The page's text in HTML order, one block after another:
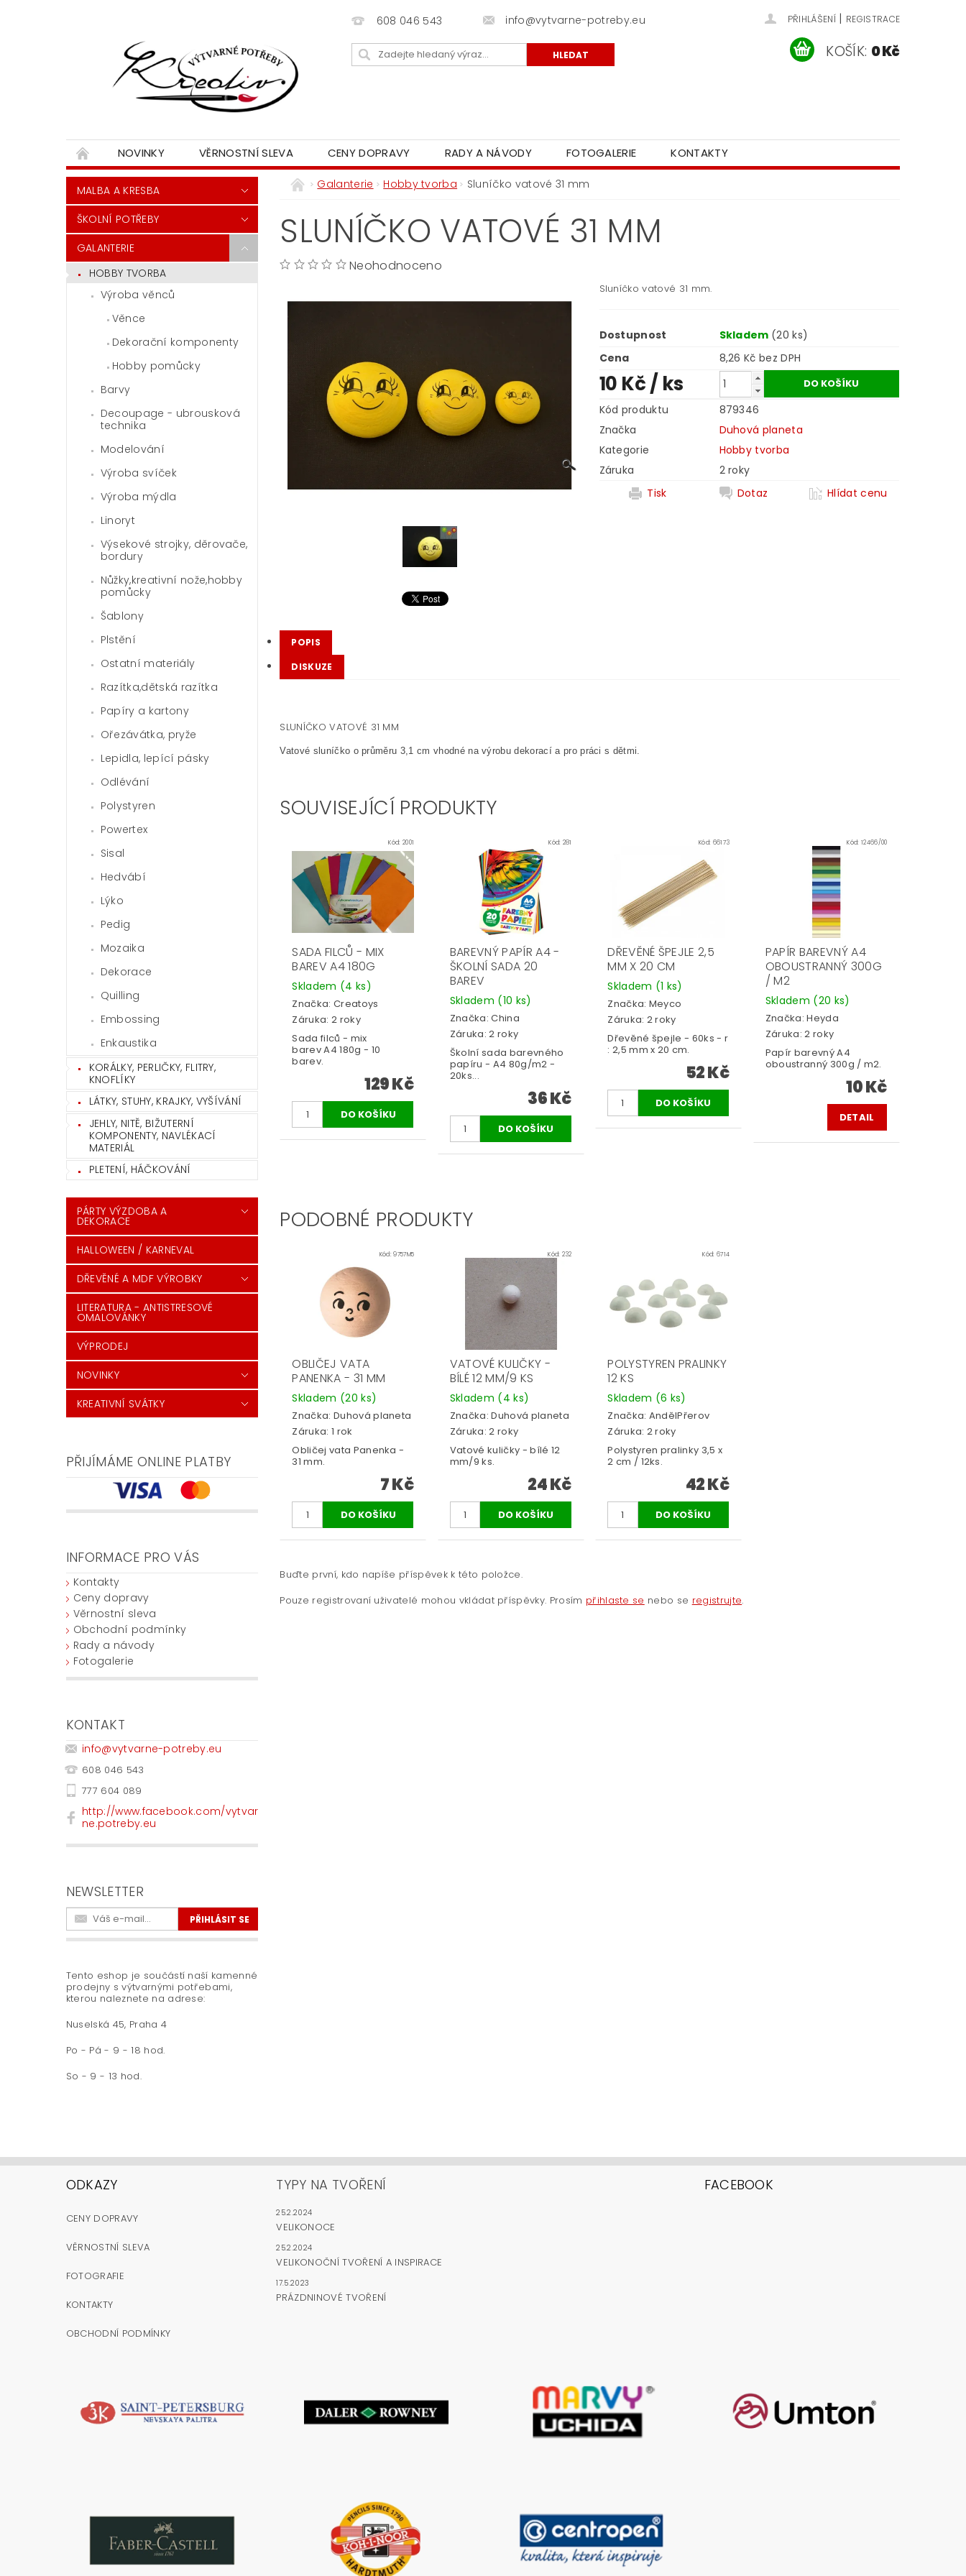
608 046 543 info@vytvarne-potreby.eu PŘIHLÁŠENÍ | REGISTRACE
KOŠÍK: 0 Kč
NOVINKY VĚRNOSTNÍ SLEVA CENY DOPRAVY RADY A NÁVODY FOTOGALERIE KONTAKTY
MALBA A KRESBA
ŠKOLNÍ POTŘEBY
GALANTERIE
HOBBY TVORBA
Výroba věnců
Věnce
Dekorační komponenty
Hobby pomůcky
Barvy
Decoupage - ubrousková
technika
Modelování
Výroba svíček
Výroba mýdla
Linoryt
Výsekové strojky, děrovače,
bordury
Nůžky,kreativní nože,hobby
pomůcky
Šablony
Plstění
Ostatní materiály
Razítka,dětská razítka
Papíry a kartony
Ořezávátka, pryže
Lepidla, lepící pásky
Odlévání
Polystyren
Powertex
Sisal
Hedvábí
Lýko
Pedig
Mozaika
Dekorace
Quilling
Embossing
Enkaustika
KORÁLKY, PERLIČKY, FLITRY,
KNOFLÍKY
LÁTKY, STUHY, KRAJKY, VYŠÍVÁNÍ
JEHLY, NITĚ, BIŽUTERNÍ
KOMPONENTY, NAVLÉKACÍ
MATERIÁL
PLETENÍ, HÁČKOVÁNÍ
PÁRTY VÝZDOBA A
DEKORACE
HALLOWEEN / KARNEVAL
DŘEVĚNÉ A MDF VÝROBKY
LITERATURA - ANTISTRESOVÉ
OMALOVÁNKY
VÝPRODEJ
NOVINKY
KREATIVNÍ SVÁTKY
PŘIJÍMÁME ONLINE PLATBY
INFORMACE PRO VÁS
Kontakty
Ceny dopravy
Věrnostní sleva
Obchodní podmínky
Rady a návody
Fotogalerie
KONTAKT
info@vytvarne-potreby.eu
608 046 543
777 604 089
http://www.facebook.com/vytvar
ne.potreby.eu
NEWSLETTER
Tento eshop je součástí naší kamenné
prodejny s výtvarnými potřebami,
kterou naleznete na adrese:
Nuselská 45, Praha 4
Po - Pá - 9 - 18 hod.
So - 9 - 13 hod.
Galanterie Hobby tvorba Sluníčko vatové 31 mm
SLUNÍČKO VATOVÉ 31 MM
Neohodnoceno
Sluníčko vatové 31 mm.
Dostupnost Skladem (20 ks)
Cena
8,26 Kč bez DPH
10 Kč/ ks
Kód produktu
879346
Značka
Duhová planeta
Kategorie
Hobby tvorba
Záruka
2 roky
Tisk
Dotaz Hlídat cenu
POPIS
DISKUZE
SLUNÍČKO VATOVÉ 31 MM
Vatové sluníčko o průměru 3,1 cm vhodné na výrobu dekorací a pro práci s dětmi.
SOUVISEJÍCÍ PRODUKTY
Kód:2001
SADA FILCŮ - MIX
BAREV A4 180G
Skladem (4 ks)
Značka: Creatoys
Záruka: 2 roky
Sada filců - mix
barev A4 180g - 10
barev.
129 Kč
Kód: 281
BAREVNÝ PAPÍR A4 -
ŠKOLNÍ SADA 20
BAREV
Skladem (10 ks)
Značka:China
Záruka: 2 roky
Školní sada barevného
papíru - A4 80g/m2 -
20ks...
36 Kč
Kód: 66173
DŘEVĚNÉ ŠPEJLE 2,5
MM X 20 CM
Skladem (1 ks)
Značka: Meyco
Záruka: 2 roky
Dřevěné špejle - 60ks - r
: 2,5 mm x 20 cm.
52 Kč
Kód:12466/00
PAPÍR BAREVNÝ A4
OBOUSTRANNÝ 300G
/ M2
Skladem (20 ks)
Značka:Heyda
Záruka: 2 roky
Papír barevný A4
oboustranný 300g / m2.
10 Kč
DETAIL
PODOBNÉ PRODUKTY
Kód:9757M5
OBLIČEJ VATA
PANENKA - 31 MM
Skladem (20 ks)
Značka: Duhová planeta
Záruka: 1 rok
Obličej vata Panenka -
31 mm.
7 Kč
Kód: 232
VATOVÉ KULIČKY -
BÍLÉ 12 MM/9 KS
Skladem (4 ks)
Značka:Duhová planeta
Záruka: 2 roky
Vatové kuličky - bílé 12
mm/9 ks.
24 Kč
Kód: 6714
POLYSTYREN PRALINKY
12 KS
Skladem (6 ks)
Značka: AndělPřerov
Záruka: 2 roky
Polystyren pralinky 3,5 x
2 cm / 12ks.
42 Kč
Buďte první, kdo napíše příspěvek k této položce.
Pouze registrovaní uživatelé mohou vkládat příspěvky. Prosím přihlaste se nebo se registrujte.
ODKAZY
CENY DOPRAVY
VĚRNOSTNÍ SLEVA
FOTOGRAFIE
KONTAKTY
OBCHODNÍ PODMÍNKY
TYPY NA TVOŘENÍ
25.2.2024
VELIKONOCE
25.2.2024
VELIKONOČNÍ TVOŘENÍ A INSPIRACE
17.5.2023
PRÁZDNINOVÉ TVOŘENÍ
FACEBOOK